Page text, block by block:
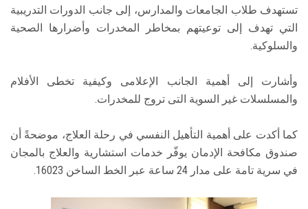
تستهدف طلاب الجامعات والمدارس، إلى جانب الدورات التدريبية
التي تهدف إلى توعيتهم بمخاطر المخدرات وأضرارها الصحية
والسلوكية.
وأشارت إلى أهمية الجانب الإعلامى وكيفية تخطى الأفلام
والمسلسلات غير السوية التى تروج للمخدرات.
كما أكدت على أهمية التأهيل النفسي في رحلة العلاج، موضحةً أن
صندوق مكافحة الإدمان يوفّر خدمات استشارية والعلاج بالمجان
في سرية تامة على مدار 24 ساعة عبر الخط الساخن 16023.